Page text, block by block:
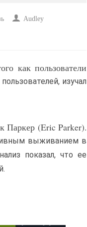
Audley
как пользователи
изучал
Паркер (Eric Parker).
выживанием в
показал, что ее